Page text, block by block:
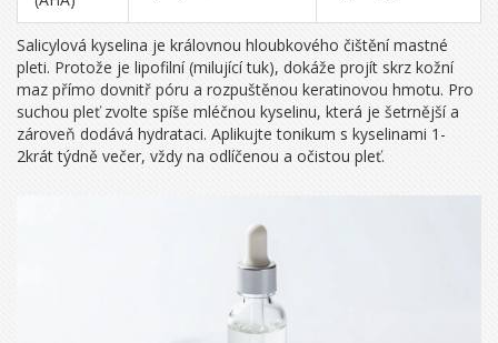
Salicylová kyselina je královnou hloubkového čištění mastné
pleti. Protože je lipofilní (milující tuk), dokáže projít skrz kožní
maz přímo dovnitř póru a rozpuštěnou keratinovou hmotu. Pro
suchou pleť zvolte spíše mléčnou kyselinu, která je šetrnější a
zároveň dodává hydrataci. Aplikujte tonikum s kyselinami 1-
2krát týdně večer, vždy na odlíčenou a očistou pleť.